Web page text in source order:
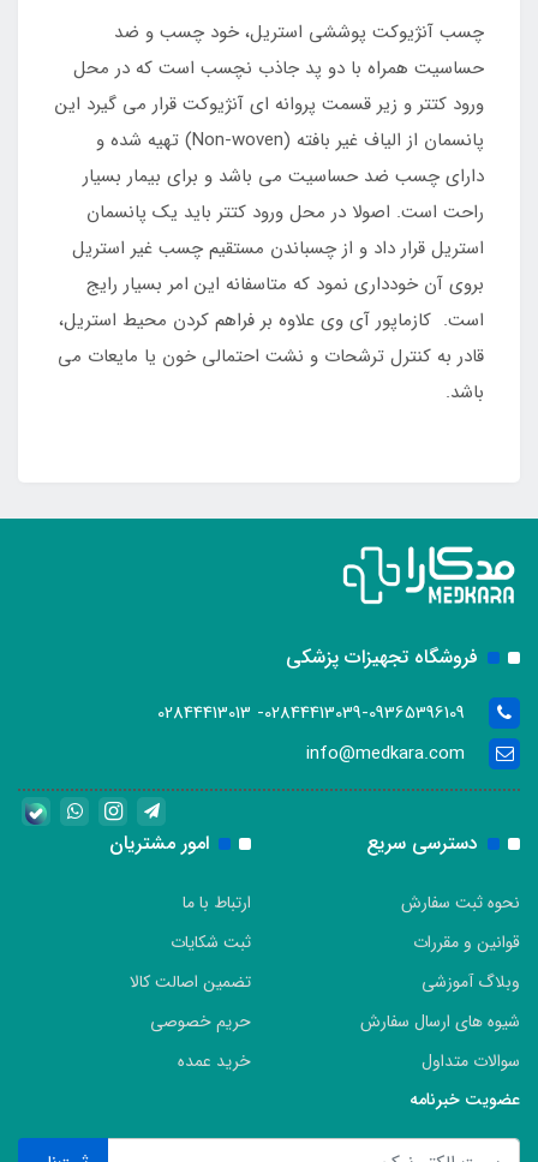
چسب آنژیوکت پوششی استریل، خود چسب و ضد
حساسیت همراه با دو پد جاذب نچسب است که در محل
ورود کتتر و زیر قسمت پروانه ای آنژیوکت قرار می گیرد این
پانسمان از الیاف غیر بافته (Non-woven) تهیه شده و
دارای چسب ضد حساسیت می باشد و برای بیمار بسیار
راحت است. اصولا در محل ورود کتتر باید یک پانسمان
استریل قرار داد و از چسباندن مستقیم چسب غیر استریل
بروی آن خودداری نمود که متاسفانه این امر بسیار رایج
است. کازماپور آی وی علاوه بر فراهم کردن محیط استریل،
قادر به کنترل ترشحات و نشت احتمالی خون یا مایعات می
باشد.
فروشگاه تجهیزات پزشکی
02844413039-09365396109- 02844413013
info@medkara.com
دسترسی سریع
نحوه ثبت سفارش
قوانین و مقررات
وبلاگ آموزشی
شیوه های ارسال سفارش
سوالات متداول
امور مشتریان
ارتباط با ما
ثبت شکایات
تضمین اصالت کالا
حریم خصوصی
خرید عمده
عضویت خبرنامه